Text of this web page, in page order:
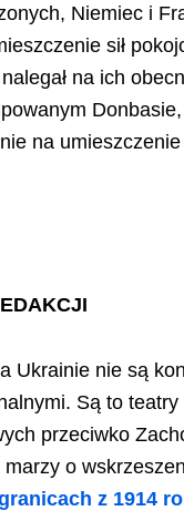
Niemiec i
sił
na ich
na
Ukrainie nie są
Są to teatry
przeciwko
o
z 1914